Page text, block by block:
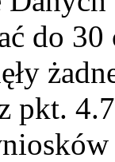
do
pkt.